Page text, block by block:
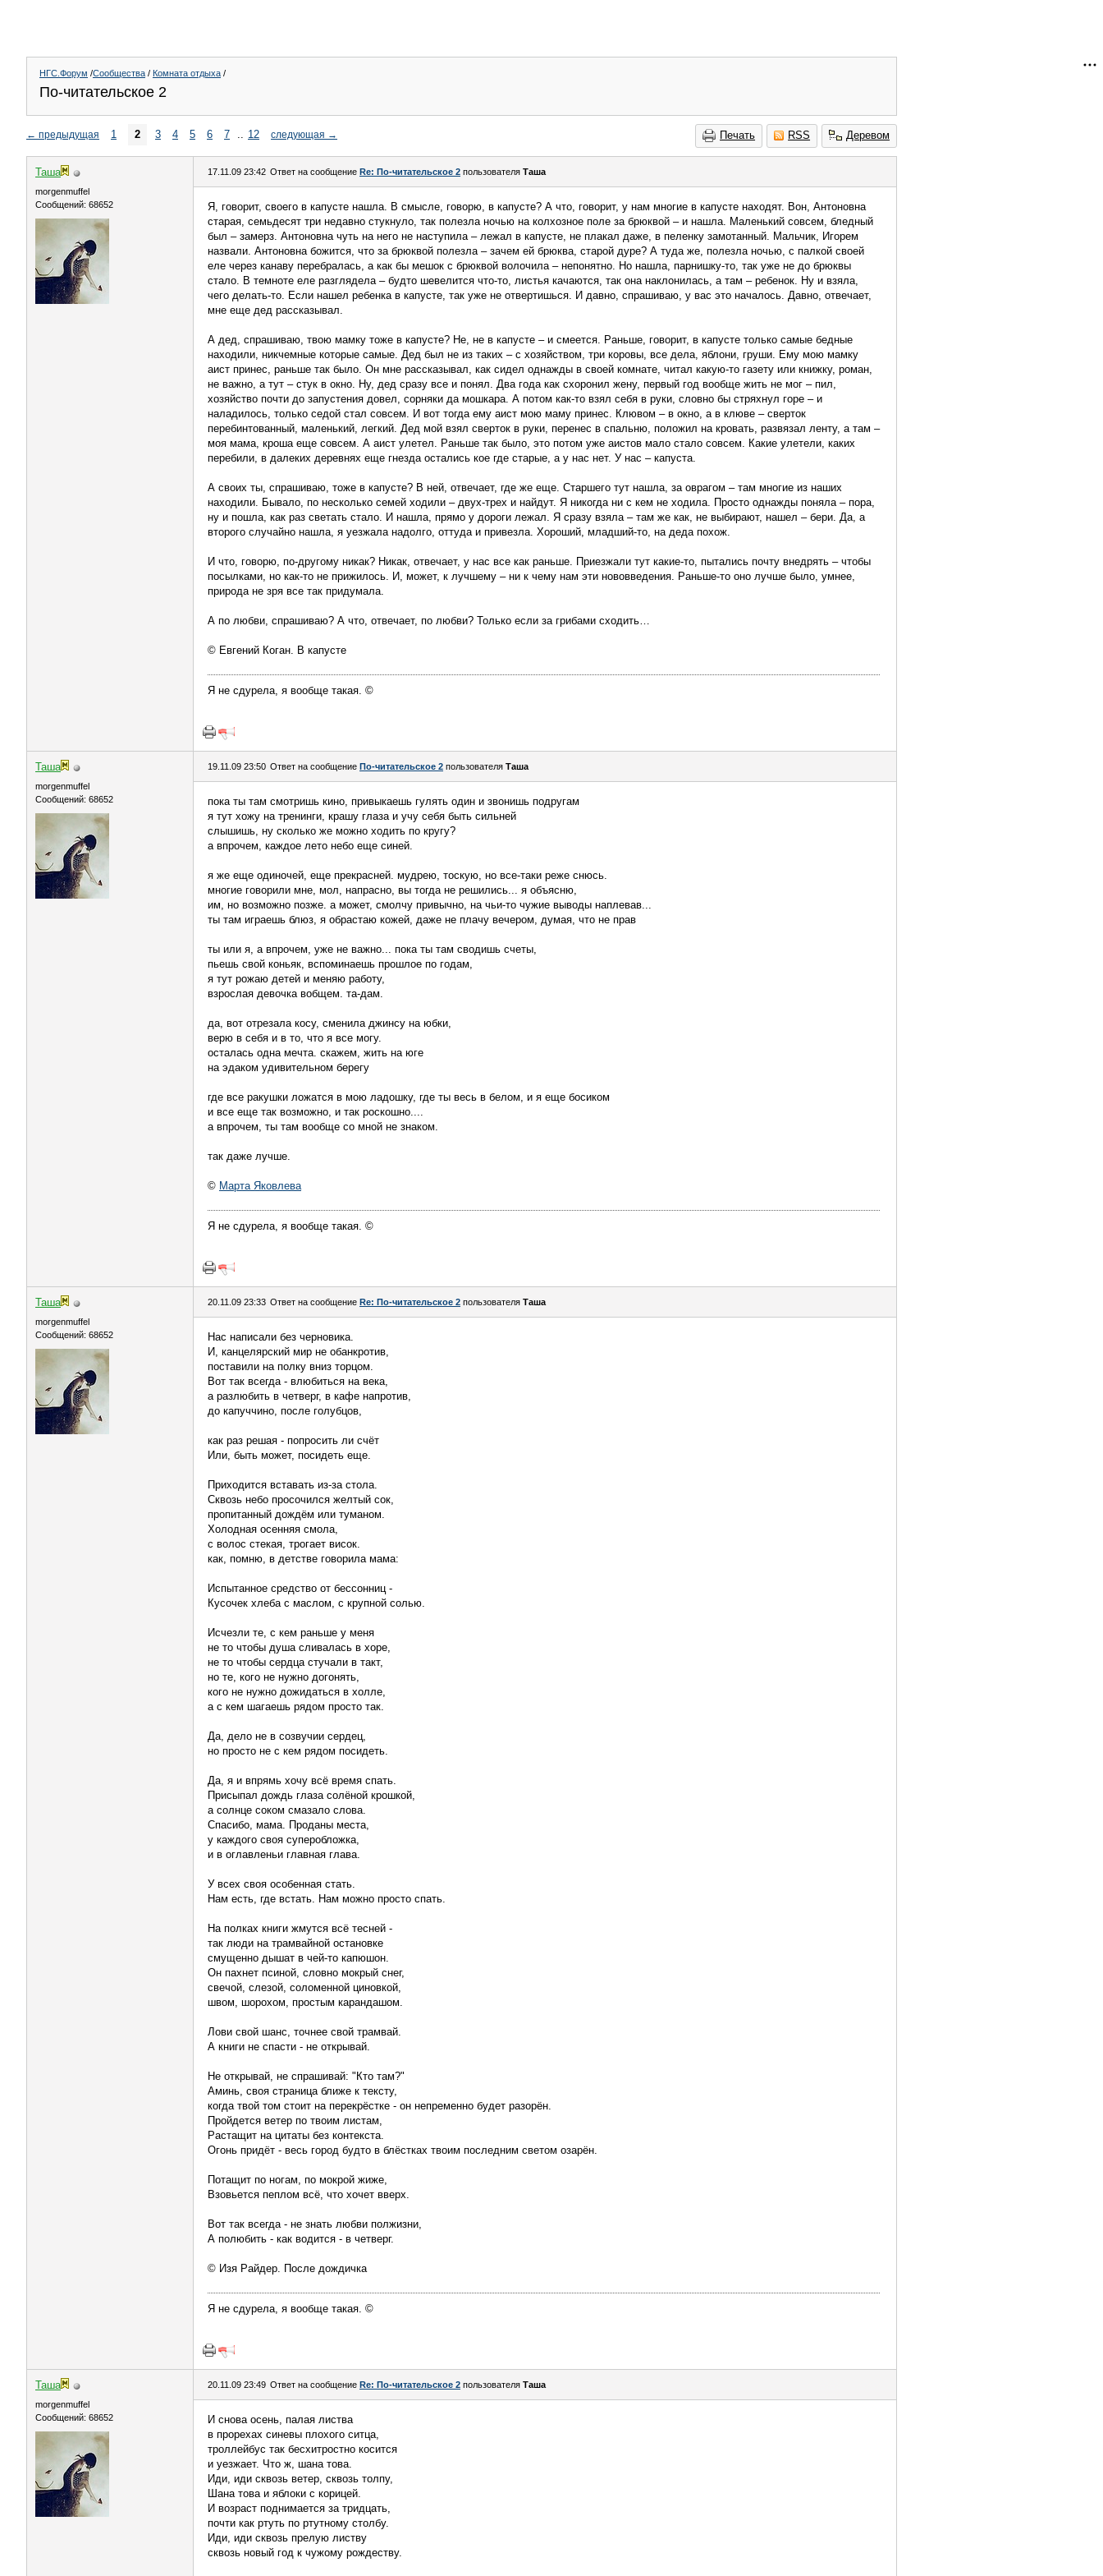
НГС.Форум /Сообщества / Комната отдыха /
По-читательское 2
Печать RSS Деревом
← предыдущая 1 2 3 4 5 6 7 .. 12 следующая →
Таша
morgenmuffel
Сообщений: 68652
17.11.09 23:42 Ответ на сообщение Re: По-читательское 2 пользователя Таша
Я, говорит, своего в капусте нашла. В смысле, говорю, в капусте? А что, говорит, у нам многие в капусте находят. Вон, Антоновна
старая, семьдесят три недавно стукнуло, так полезла ночью на колхозное поле за брюквой – и нашла. Маленький совсем, бледный
был – замерз. Антоновна чуть на него не наступила – лежал в капусте, не плакал даже, в пеленку замотанный. Мальчик, Игорем
назвали. Антоновна божится, что за брюквой полезла – зачем ей брюква, старой дуре? А туда же, полезла ночью, с палкой своей
еле через канаву перебралась, а как бы мешок с брюквой волочила – непонятно. Но нашла, парнишку-то, так уже не до брюквы
стало. В темноте еле разглядела – будто шевелится что-то, листья качаются, так она наклонилась, а там – ребенок. Ну и взяла,
чего делать-то. Если нашел ребенка в капусте, так уже не отвертишься. И давно, спрашиваю, у вас это началось. Давно, отвечает,
мне еще дед рассказывал.
А дед, спрашиваю, твою мамку тоже в капусте? Не, не в капусте – и смеется. Раньше, говорит, в капусте только самые бедные
находили, никчемные которые самые. Дед был не из таких – с хозяйством, три коровы, все дела, яблони, груши. Ему мою мамку
аист принес, раньше так было. Он мне рассказывал, как сидел однажды в своей комнате, читал какую-то газету или книжку, роман,
не важно, а тут – стук в окно. Ну, дед сразу все и понял. Два года как схоронил жену, первый год вообще жить не мог – пил,
хозяйство почти до запустения довел, сорняки да мошкара. А потом как-то взял себя в руки, словно бы стряхнул горе – и
наладилось, только седой стал совсем. И вот тогда ему аист мою маму принес. Клювом – в окно, а в клюве – сверток
перебинтованный, маленький, легкий. Дед мой взял сверток в руки, перенес в спальню, положил на кровать, развязал ленту, а там –
моя мама, кроша еще совсем. А аист улетел. Раньше так было, это потом уже аистов мало стало совсем. Какие улетели, каких
перебили, в далеких деревнях еще гнезда остались кое где старые, а у нас нет. У нас – капуста.
А своих ты, спрашиваю, тоже в капусте? В ней, отвечает, где же еще. Старшего тут нашла, за оврагом – там многие из наших
находили. Бывало, по несколько семей ходили – двух-трех и найдут. Я никогда ни с кем не ходила. Просто однажды поняла – пора,
ну и пошла, как раз светать стало. И нашла, прямо у дороги лежал. Я сразу взяла – там же как, не выбирают, нашел – бери. Да, а
второго случайно нашла, я уезжала надолго, оттуда и привезла. Хороший, младший-то, на деда похож.
И что, говорю, по-другому никак? Никак, отвечает, у нас все как раньше. Приезжали тут какие-то, пытались почту внедрять – чтобы
посылками, но как-то не прижилось. И, может, к лучшему – ни к чему нам эти нововведения. Раньше-то оно лучше было, умнее,
природа не зря все так придумала.
А по любви, спрашиваю? А что, отвечает, по любви? Только если за грибами сходить…
© Евгений Коган. В капусте
Я не сдурела, я вообще такая. ©
Таша
morgenmuffel
Сообщений: 68652
19.11.09 23:50 Ответ на сообщение По-читательское 2 пользователя Таша
пока ты там смотришь кино, привыкаешь гулять один и звонишь подругам
я тут хожу на тренинги, крашу глаза и учу себя быть сильней
слышишь, ну сколько же можно ходить по кругу?
а впрочем, каждое лето небо еще синей.
я же еще одиночей, еще прекрасней. мудрею, тоскую, но все-таки реже снюсь.
многие говорили мне, мол, напрасно, вы тогда не решились... я объясню,
им, но возможно позже. а может, смолчу привычно, на чьи-то чужие выводы наплевав...
ты там играешь блюз, я обрастаю кожей, даже не плачу вечером, думая, что не прав
ты или я, а впрочем, уже не важно... пока ты там сводишь счеты,
пьешь свой коньяк, вспоминаешь прошлое по годам,
я тут рожаю детей и меняю работу,
взрослая девочка вобщем. та-дам.
да, вот отрезала косу, сменила джинсу на юбки,
верю в себя и в то, что я все могу.
осталась одна мечта. скажем, жить на юге
на эдаком удивительном берегу
где все ракушки ложатся в мою ладошку, где ты весь в белом, и я еще босиком
и все еще так возможно, и так роскошно....
а впрочем, ты там вообще со мной не знаком.
так даже лучше.
© Марта Яковлева
Я не сдурела, я вообще такая. ©
Таша
morgenmuffel
Сообщений: 68652
20.11.09 23:33 Ответ на сообщение Re: По-читательское 2 пользователя Таша
Нас написали без черновика.
И, канцелярский мир не обанкротив,
поставили на полку вниз торцом.
Вот так всегда - влюбиться на века,
а разлюбить в четверг, в кафе напротив,
до капуччино, после голубцов,
как раз решая - попросить ли счёт
Или, быть может, посидеть еще.
Приходится вставать из-за стола.
Сквозь небо просочился желтый сок,
пропитанный дождём или туманом.
Холодная осенняя смола,
с волос стекая, трогает висок.
как, помню, в детстве говорила мама:
Испытанное средство от бессонниц -
Кусочек хлеба с маслом, с крупной солью.
Исчезли те, с кем раньше у меня
не то чтобы душа сливалась в хоре,
не то чтобы сердца стучали в такт,
но те, кого не нужно догонять,
кого не нужно дожидаться в холле,
а с кем шагаешь рядом просто так.
Да, дело не в созвучии сердец,
но просто не с кем рядом посидеть.
Да, я и впрямь хочу всё время спать.
Присыпал дождь глаза солёной крошкой,
а солнце соком смазало слова.
Спасибо, мама. Проданы места,
у каждого своя суперобложка,
и в оглавленьи главная глава.
У всех своя особенная стать.
Нам есть, где встать. Нам можно просто спать.
На полках книги жмутся всё тесней -
так люди на трамвайной остановке
смущенно дышат в чей-то капюшон.
Он пахнет псиной, словно мокрый снег,
свечой, слезой, соломенной циновкой,
швом, шорохом, простым карандашом.
Лови свой шанс, точнее свой трамвай.
А книги не спасти - не открывай.
Не открывай, не спрашивай: "Кто там?"
Аминь, своя страница ближе к тексту,
когда твой том стоит на перекрёстке - он непременно будет разорён.
Пройдется ветер по твоим листам,
Растащит на цитаты без контекста.
Огонь придёт - весь город будто в блёстках твоим последним светом озарён.
Потащит по ногам, по мокрой жиже,
Взовьется пеплом всё, что хочет вверх.
Вот так всегда - не знать любви полжизни,
А полюбить - как водится - в четверг.
© Изя Райдер. После дождичка
Я не сдурела, я вообще такая. ©
Таша
morgenmuffel
Сообщений: 68652
20.11.09 23:49 Ответ на сообщение Re: По-читательское 2 пользователя Таша
И снова осень, палая листва
в прорехах синевы плохого ситца,
троллейбус так бесхитростно косится
и уезжает. Что ж, шана това.
Иди, иди сквозь ветер, сквозь толпу,
Шана това и яблоки с корицей.
И возраст поднимается за тридцать,
почти как ртуть по ртутному столбу.
Иди, иди сквозь прелую листву
сквозь новый год к чужому рождеству.